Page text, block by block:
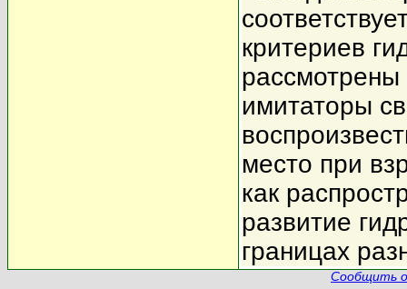
критериев
имитаторы
место при
как
развитие
границах
Сообщить о